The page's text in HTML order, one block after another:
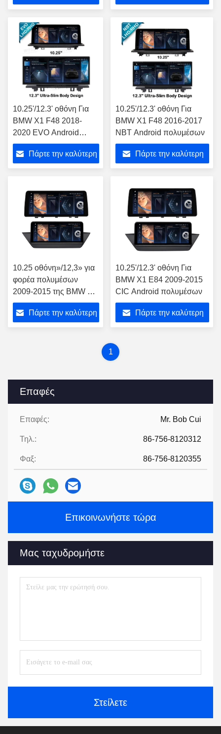
Επαφές
Επαφές: Mr. Bob Cui
Τηλ.: 86-756-8120312
Φαξ: 86-756-8120355
Επικοινωνήστε τώρα
Μας ταχυδρομήστε
Στείλετε
10.25'/12.3' οθόνη Για
BMW X1 F48 2018-
2020 EVO Android
πολυμέσων
Πάρτε την καλύτερη
10.25'/12.3' οθόνη Για
BMW X1 F48 2016-2017
NBT Android πολυμέσων
Πάρτε την καλύτερη
10.25 οθόνη»/12,3» για
φορέα πολυμέσων
2009-2015 της BMW X1
E84 τον αρρενωπό
Πάρτε την καλύτερη
10.25'/12.3' οθόνη Για
BMW X1 E84 2009-2015
CIC Android πολυμέσων
Πάρτε την καλύτερη
1